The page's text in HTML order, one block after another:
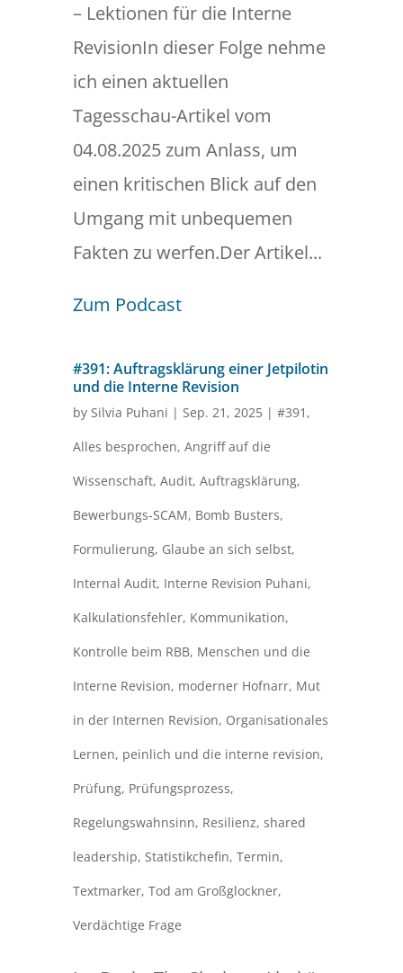
– Lektionen für die Interne
RevisionIn dieser Folge nehme
ich einen aktuellen
Tagesschau-Artikel vom
04.08.2025 zum Anlass, um
einen kritischen Blick auf den
Umgang mit unbequemen
Fakten zu werfen.Der Artikel...
Zum Podcast
#391: Auftragsklärung einer Jetpilotin
und die Interne Revision
by Silvia Puhani | Sep. 21, 2025| #391 ,
Alles besprochen, Angriff auf die
Wissenschaft, Audit, Auftragsklärung,
Bewerbungs-SCAM, Bomb Busters,
Formulierung, Glaube an sich selbst,
Internal Audit, Interne Revision Puhani,
Kalkulationsfehler, Kommunikation,
Kontrolle beim RBB, Menschen und die
Interne Revision, moderner Hofnarr, Mut
in der Internen Revision, Organisationales
Lernen, peinlich und die interne revision,
Prüfung, Prüfungsprozess,
Regelungswahnsinn, Resilienz, shared
leadership, Statistikchefin, Termin,
Textmarker, Tod am Großglockner,
Verdächtige Frage